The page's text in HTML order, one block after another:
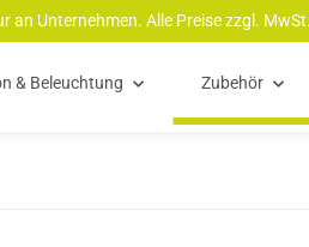
an Unternehmen. Alle Preise zzgl. MwSt.
& Beleuchtung Zubehör